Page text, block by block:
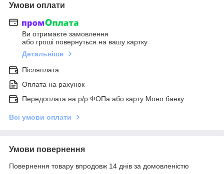
Умови оплати
Ви отримаєте замовлення
або гроші повернуться на вашу картку
Детальніше
Післяплата
Оплата на рахунок
Передоплата на р/р ФОПа або карту Моно банку
Всі умови оплати
Умови повернення
Повернення товару впродовж 14 днів за домовленістю